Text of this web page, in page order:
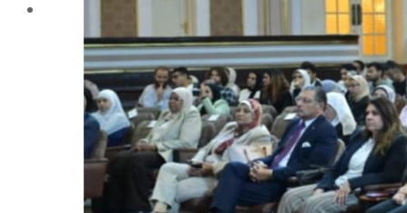
الأقسام العلمية
الإجتماع الريفي والإرشاد الزراعي
الأراضى
الإقتصاد الزراعى
الألـــبان
أمراض النبات
الإنتاج الحيواني
بساتين الزينة